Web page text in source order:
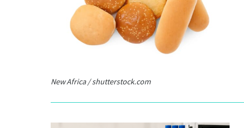
New Africa / shutterstock.com